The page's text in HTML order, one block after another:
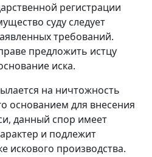
регистрации
суду следует
требований.
предложить истцу
иска.
на ничтожность
основанием для внесения
данный спор имеет
и подлежит
искового производства.